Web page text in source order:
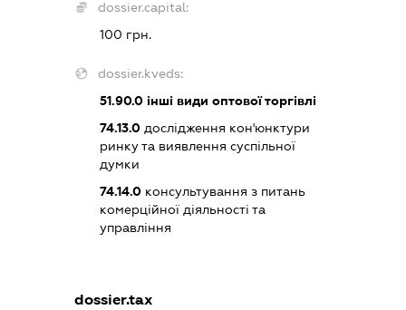
dossier.capital:
100 грн.
dossier.kveds:
51.90.0інші види оптової торгівлі
74.13.0дослідження кон'юнктури
ринку та виявлення суспільної
думки
74.14.0консультування з питань
комерційної діяльності та
управління
dossier.tax